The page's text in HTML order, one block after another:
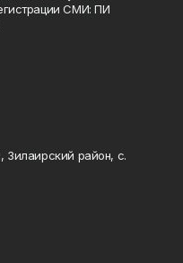
СМИ: ПИ
Зилаирский район, с.